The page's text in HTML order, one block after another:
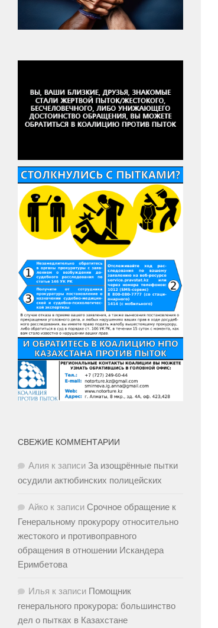
СВЕЖИЕ КОММЕНТАРИИ
Алия к записи За изощрённые пытки
осудили актюбинских полицейских
Айко к записи Срочное обращение к
Генеральному прокурору относительно
жестокого и противоправного
обращения в отношении Искандера
Еримбетова
Илья к записи Помощник
генерального прокурора: большинство
дел о пытках в Казахстане